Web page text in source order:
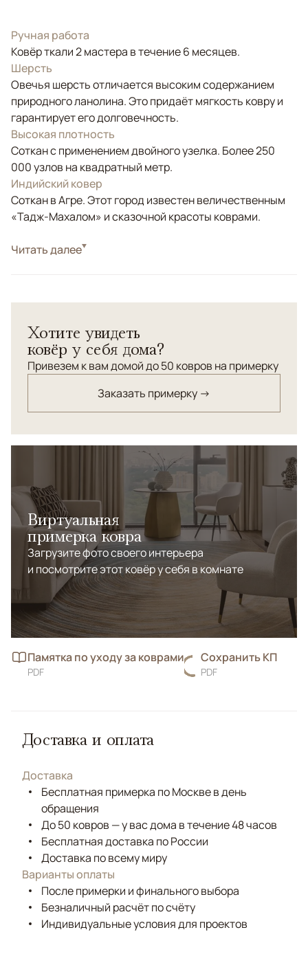
Ручная работа
Ковёр ткали 2 мастера в течение 6 месяцев.
Шерсть
Овечья шерсть отличается высоким содержанием
природного ланолина. Это придаёт мягкость ковру и
гарантирует его долговечность.
Высокая плотность
Соткан с применением двойного узелка. Более 250
000 узлов на квадратный метр.
Индийский ковер
Соткан в Агре. Этот город известен величественным
«Тадж-Махалом» и сказочной красоты коврами.
СтильКлассические
древнего кочевого племени Мамлюк. Соткан из
шерсти высшей категории в светло-серых тонах.
Читать далее
Хотите увидеть
ковёр у себя дома?
Привезем к вам домой до 50 ковров на примерку
Заказать примерку →
Виртуальная
примерка ковра
Загрузите фото своего интерьера
и посмотрите этот ковёр у себя в комнате
Памятка по уходу за коврами
PDF
Сохранить КП
PDF
Доставка и оплата
Доставка
Бесплатная примерка по Москве в день
обращения
До 50 ковров — у вас дома в течение 48 часов
Бесплатная доставка по России
Доставка по всему миру
Варианты оплаты
После примерки и финального выбора
Безналичный расчёт по счёту
Индивидуальные условия для проектов